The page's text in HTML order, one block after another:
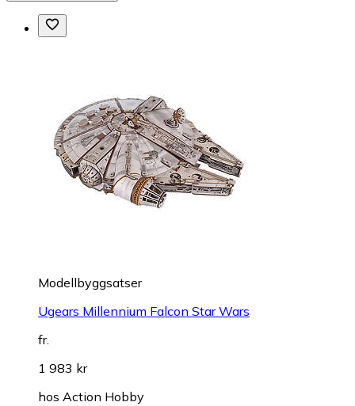
Modellbyggsatser
Ugears Millennium Falcon Star Wars
fr.
1 983 kr
hos Action Hobby